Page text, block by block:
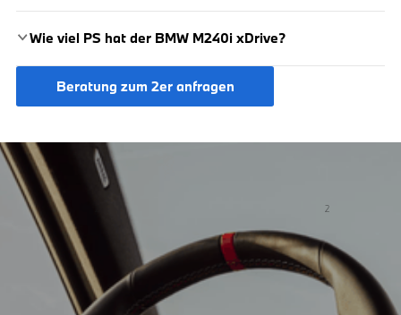
Wie viel PS hat der BMW M240i xDrive?
leistungsstarken 3,0-Liter-Reihen-6-Zylinder-Benzinmotor
Beratung zum 2er anfragen
BMW i5 eDrive40 Touring: Energieverbrauch kombiniert: 17,0 kWh/100
km (WLTP); CO
-Emissionen kombiniert: 0 g/km (WLTP); CO 2
A; Elektrische Reichweite: 548 km (WLTP); Leistung: 250 kW (340 PS)
* Optional erhältliche Sonderausstattung.
Fahrerassistenzsystemeentbinden Sie nicht von der Verantwortung als
Fahrer. Achten Sie bei derNutzung des Autobahnassistenten immer auf